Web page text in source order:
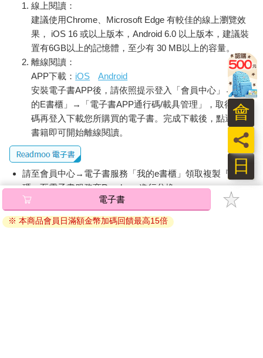
線上閱讀：
建議使用Chrome、Microsoft Edge 有較佳的線上瀏覽效
果， iOS 16 或以上版本，Android 6.0 以上版本，建議裝
置有6GB以上的記憶體，至少有 30 MB以上的容量。
離線閱讀：
APP下載： iOS
Android
安裝電子書APP後，請依照提示登入「會員中心」→「我
的E書櫃」→「電子書APP通行碼/載具管理」，取得通行
碼再登入下載您所購買的電子書。完成下載後，點選任一
書籍即可開始離線閱讀。
請至會員中心→電子書服務「我的e書櫃」領取複製『兌換
碼』至電子書服務商Readmoo進行兌換。
退換貨須知：
因版權保護，您在金石堂所購買的電子書僅能以金石堂專屬
電子書
※ 本商品會員日滿額金幣加碼回饋最高15倍
日
員
會